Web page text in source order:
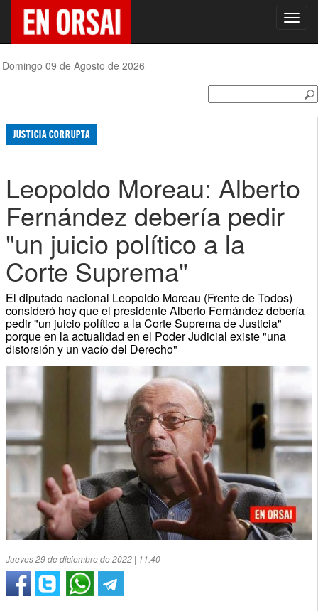
Domingo 09 de Agosto de 2026
JUSTICIA CORRUPTA
Leopoldo Moreau: Alberto
Fernández debería pedir
"un juicio político a la
Corte Suprema"
El diputado nacional Leopoldo Moreau (Frente de Todos)
consideró hoy que el presidente Alberto Fernández debería
pedir "un juicio político a la Corte Suprema de Justicia"
porque en la actualidad en el Poder Judicial existe "una
distorsión y un vacío del Derecho"
Jueves 29 de diciembre de 2022 | 11:40